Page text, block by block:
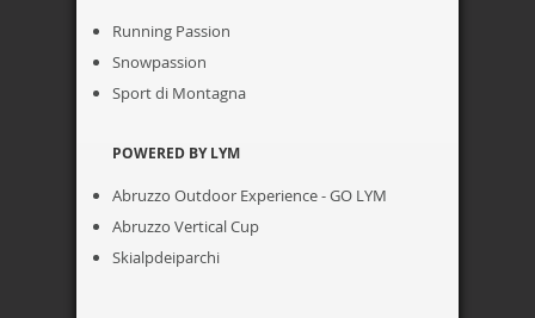
Running Passion
Snowpassion
Sport di Montagna
POWERED BY LYM
Abruzzo Outdoor Experience - GO LYM
Abruzzo Vertical Cup
Skialpdeiparchi